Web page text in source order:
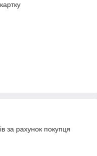
за рахунок покупця